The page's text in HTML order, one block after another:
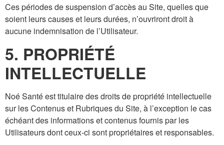
Ces périodes de suspension d’accès au Site, quelles que
soient leurs causes et leurs durées, n’ouvriront droit à
aucune indemnisation de l’Utilisateur.
5. PROPRIÉTÉ
INTELLECTUELLE
Noé Santé est titulaire des droits de propriété intellectuelle
sur les Contenus et Rubriques du Site, à l’exception le cas
échéant des informations et contenus fournis par les
Utilisateurs dont ceux-ci sont propriétaires et responsables.